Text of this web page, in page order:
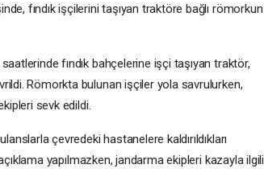
fındık işçilerini taşıyan traktöre bağlı römorkun
fındık bahçelerine işçi taşıyan traktör,
Römorkta bulunan işçiler yola savrulurken,
sevk edildi.
çevredeki hastanelere kaldırıldıkları
yapılmazken, jandarma ekipleri kazayla ilgili